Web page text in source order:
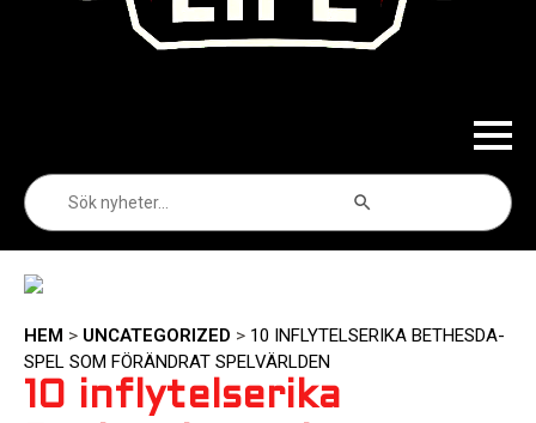
efter:
HEM > UNCATEGORIZED > 10 INFLYTELSERIKA BETHESDA-
SPEL SOM FÖRÄNDRAT SPELVÄRLDEN
10 inflytelserika